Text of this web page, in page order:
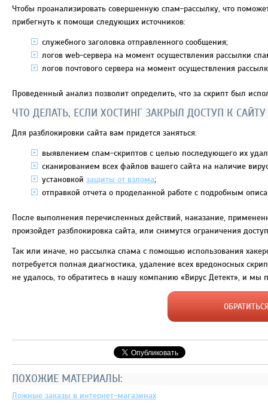
Чтобы проанализировать совершенную спам-рассылку, что
прибегнуть к помощи следующих источников:
служебного заголовка отправленного сообщения;
логов web-сервера на момент осуществления рассылки
логов почтового сервера на момент осуществления
Проведенный анализ позволит определить, что за скрипт был
ЧТО ДЕЛАТЬ, ЕСЛИ ХОСТИНГ ЗАКРЫЛ ДОСТУП К
Для разблокировки сайта вам придется заняться:
выявлением спам-скриптов с целью последующего их
сканированием всех файлов вашего сайта на наличие
установкой защиты от взлома;
отправкой отчета о проделанной работе с подробным
После выполнения перечисленных действий, наказание,
произойдет разблокировка сайта, или снимутся ограничения
Так или иначе, но рассылка спама с помощью использования
потребуется полная диагностика, удаление всех вредоносных
не удалось, то обратитесь в нашу компанию «Вирус Детект», и
ПОХОЖИЕ МАТЕРИАЛЫ:
Ложные заказы в интернет-магазинах